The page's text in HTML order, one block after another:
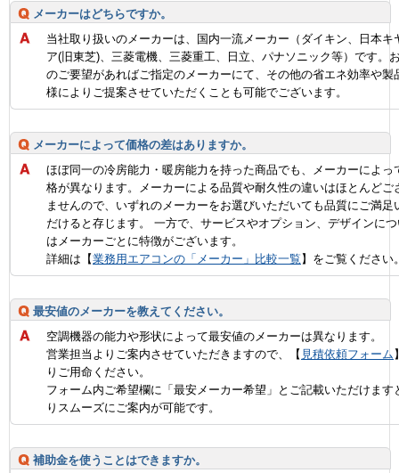
メーカーはどちらですか。
当社取り扱いのメーカーは、国内一流メーカー（ダイキン、日本キ
ア(旧東芝)、三菱電機、三菱重工、日立、パナソニック等）です。
のご要望があればご指定のメーカーにて、その他の省エネ効率や製
様によりご提案させていただくことも可能でございます。
メーカーによって価格の差はありますか。
ほぼ同一の冷房能力・暖房能力を持った商品でも、メーカーによっ
格が異なります。メーカーによる品質や耐久性の違いはほとんどご
ませんので、いずれのメーカーをお選びいただいても品質にご満足
だけると存じます。 一方で、サービスやオプション、デザインに
はメーカーごとに特徴がございます。
詳細は【業務用エアコンの「メーカー」比較一覧】をご覧ください
最安値のメーカーを教えてください。
空調機器の能力や形状によって最安値のメーカーは異なります。
営業担当よりご案内させていただきますので、【 見積依頼フォーム
りご用命ください。
フォーム内ご希望欄に「最安メーカー希望」とご記載いただけます
りスムーズにご案内が可能です。
補助金を使うことはできますか。